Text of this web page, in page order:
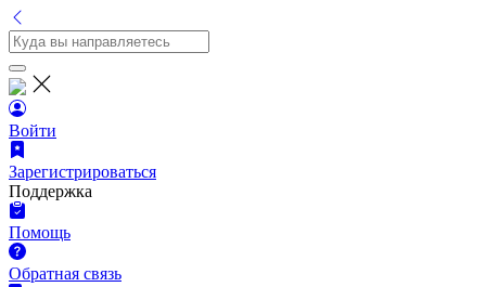
Войти
Зарегистрироваться
Поддержка
Помощь
Обратная связь